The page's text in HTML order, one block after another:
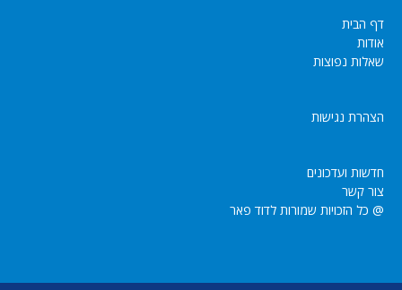
דף הבית
אודות
שאלות נפוצות
הצהרת נגישות
חדשות ועדכונים
צור קשר
@ כל הזכויות שמורות לדוד פאר